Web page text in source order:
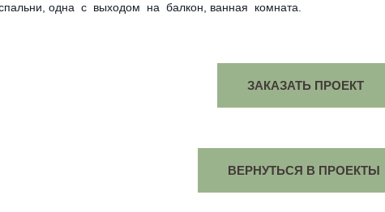
одна с выходом на балкон, ванная комната.
ЗАКАЗАТЬ ПРОЕКТ
ВЕРНУТЬСЯ В ПРОЕКТЫ